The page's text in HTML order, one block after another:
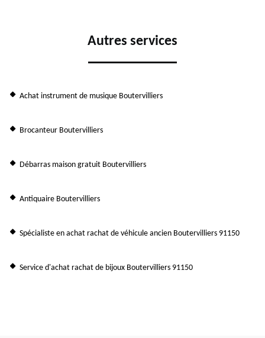
Autres services
Achat instrument de musique Boutervilliers
Brocanteur Boutervilliers
Débarras maison gratuit Boutervilliers
Antiquaire Boutervilliers
Spécialiste en achat rachat de véhicule ancien Boutervilliers 91150
Service d'achat rachat de bijoux Boutervilliers 91150